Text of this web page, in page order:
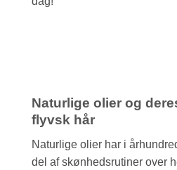
Naturlige olier og
flyvsk hår
Naturlige olier har i
del af skønhedsrutiner over